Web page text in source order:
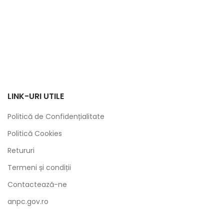
LINK-URI UTILE
Politică de Confidențialitate
Politică Cookies
Retururi
Termeni și condiții
Contactează-ne
anpc.gov.ro